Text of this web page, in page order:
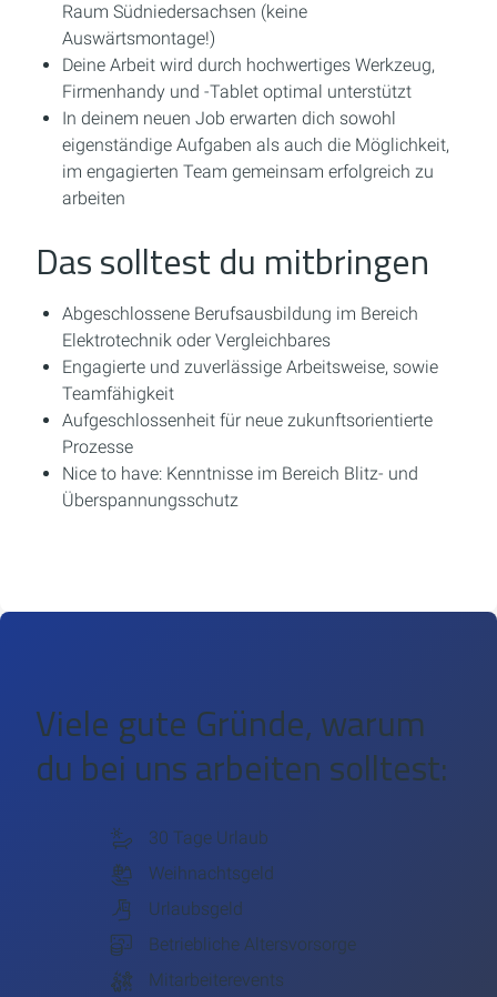
Raum Südniedersachsen (keine
Auswärtsmontage!)
Deine Arbeit wird durch hochwertiges Werkzeug,
Firmenhandy und -Tablet optimal unterstützt
In deinem neuen Job erwarten dich sowohl
eigenständige Aufgaben als auch die Möglichkeit,
im engagierten Team gemeinsam erfolgreich zu
arbeiten
Das solltest du mitbringen
Abgeschlossene Berufsausbildung im Bereich
Elektrotechnik oder Vergleichbares
Engagierte und zuverlässige Arbeitsweise, sowie
Teamfähigkeit
Aufgeschlossenheit für neue zukunftsorientierte
Prozesse
Nice to have: Kenntnisse im Bereich Blitz- und
Überspannungsschutz
Viele gute Gründe, warum
du bei uns arbeiten solltest:
30 Tage Urlaub
Weihnachtsgeld
Urlaubsgeld
Betriebliche Altersvorsorge
Mitarbeiterevents